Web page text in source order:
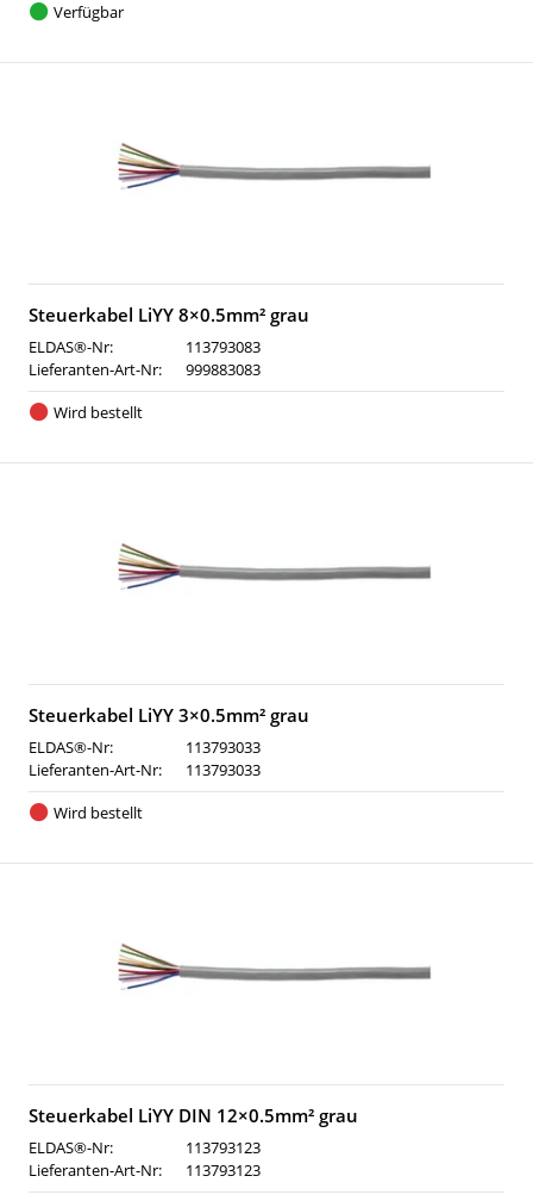
Verfügbar
Steuerkabel LiYY 8×0.5mm² grau
ELDAS®-Nr:
113793083
Lieferanten-Art-Nr:
999883083
Wird bestellt
Steuerkabel LiYY 3×0.5mm² grau
ELDAS®-Nr:
113793033
Lieferanten-Art-Nr:
113793033
Wird bestellt
Steuerkabel LiYY DIN 12×0.5mm² grau
ELDAS®-Nr:
113793123
Lieferanten-Art-Nr:
113793123